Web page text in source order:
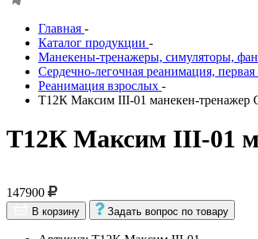
Главная -
Каталог продукции -
Манекены-тренажеры, симуляторы,
Сердечно-легочная реанимация,
Реанимация взрослых -
Т12К Максим III-01 манекен-тренажер
Т12К Максим III-01
147900
В корзину Задать вопрос по товару